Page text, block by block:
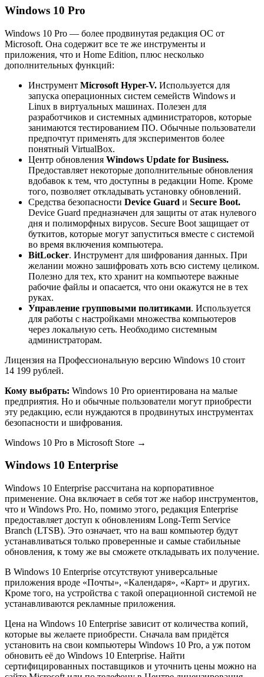
Windows 10 Pro
Windows 10 Pro — более продвинутая редакция ОС от
Microsoft. Она содержит все те же инструменты и
приложения, что и Home Edition, плюс несколько
дополнительных функций:
Инструмент Microsoft Hyper-V. Используется для
запуска операционных систем семейств Windows и
Linux в виртуальных машинах. Полезен для
разработчиков и системных администраторов, которые
занимаются тестированием ПО. Обычные пользователи
предпочтут применять для экспериментов более
понятный VirtualBox.
Центр обновления Windows Update for Business.
Предоставляет некоторые дополнительные обновления
вдобавок к тем, что доступны в редакции Home. Кроме
того, позволяет откладывать установку обновлений.
Средства безопасности Device Guard и Secure Boot.
Device Guard предназначен для защиты от атак нулевого
дня и полиморфных вирусов. Secure Boot защищает от
буткитов, которые могут запуститься вместе с системой
во время включения компьютера.
BitLocker. Инструмент для шифрования данных. При
желании можно зашифровать хоть всю систему целиком.
Полезно для тех, кто хранит на компьютере важные
рабочие файлы и опасается, что они окажутся не в тех
руках.
Управление групповыми политиками. Используется
для работы с настройками множества компьютеров
через локальную сеть. Необходимо системным
администраторам.
Лицензия на Профессиональную версию Windows 10 стоит
14 199 рублей.
Кому выбрать: Windows 10 Pro ориентирована на малые
предприятия. Но и обычные пользователи могут приобрести
эту редакцию, если нуждаются в продвинутых инструментах
безопасности и шифрования.
Windows 10 Pro в Microsoft Store →
Windows 10 Enterprise
Windows 10 Enterprise рассчитана на корпоративное
применение. Она включает в себя тот же набор инструментов,
что и Windows Pro. Но, помимо этого, редакция Enterprise
предоставляет доступ к обновлениям Long-Term Service
Branch (LTSB). Это означает, что на ваш компьютер будут
устанавливаться только проверенные и самые стабильные
обновления, к тому же вы сможете откладывать их получение.
В Windows 10 Enterprise отсутствуют универсальные
приложения вроде «Почты», «Календаря», «Карт» и других.
Кроме того, на устройства с такой операционной системой не
устанавливаются рекламные приложения.
Цена на Windows 10 Enterprise зависит от количества копий,
которые вы желаете приобрести. Сначала вам придётся
установить на свои компьютеры Windows 10 Pro, а уж потом
обновить её до Windows 10 Enterprise. Найти
сертифицированных поставщиков и уточнить цены можно на